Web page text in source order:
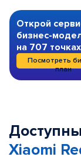
Открой
бизнес-
на 707
Посмотреть
план
Xiaomi